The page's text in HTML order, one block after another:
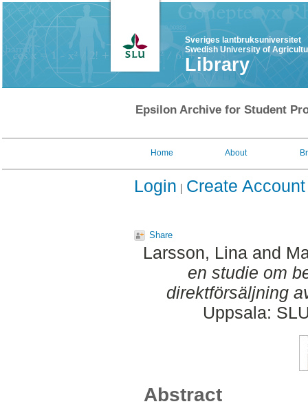
Sveriges lantbruksuniversitet
Swedish University of
Library
Epsilon Archive for Student
Home About
Login Create Account
Share
Larsson, Lina and
en studie om
direktförsäljning
Uppsala:
Abstract